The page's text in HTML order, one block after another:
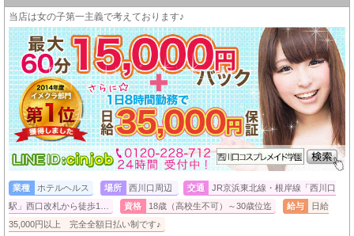
当店は女の子第一主義で考えております♪
業種 ホテルヘルス 場所 西川口周辺 交通
JR京浜東北線・根岸線「西川口
駅」西口改札から徒歩1…
資格 18歳（高校生不可）～30歳位迄 給与
日給
35,000円以上 完全全額日払い制です♪